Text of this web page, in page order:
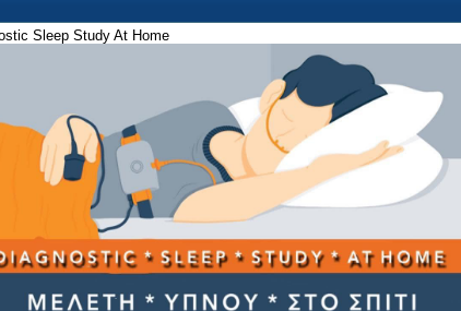
Sleep Study At Home